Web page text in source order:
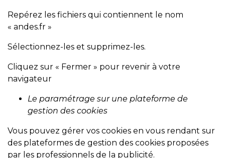
Repérez les fichiers qui contiennent le nom
« andes.fr »
Sélectionnez-les et supprimez-les.
Cliquez sur « Fermer » pour revenir à votre
navigateur
Le paramétrage sur une plateforme de
gestion des cookies
Vous pouvez gérer vos cookies en vous rendant sur
des plateformes de gestion des cookies proposées
par les professionnels de la publicité.